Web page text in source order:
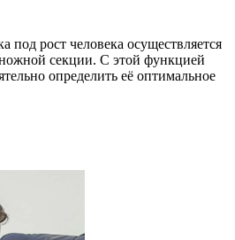
под рост человека осуществляется
секции. С этой функцией
определить её оптимальное